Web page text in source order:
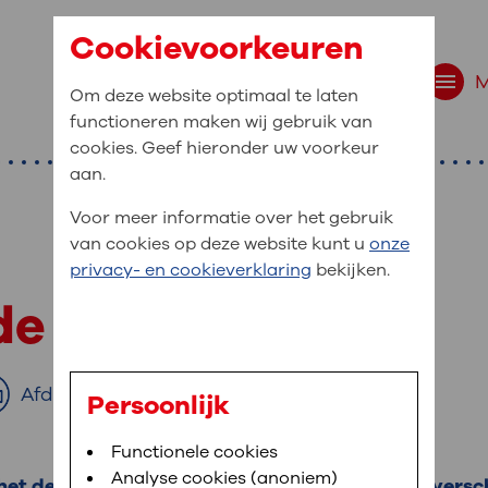
navigatie
bent u naar op
Bloedafname,MijnOLVG,Digitalisering
medische gegevens
In MijnOLVG kunt u uw medische
het u uitkomt. OLVG breidt MijnOLVG
hersenen
Afdrukken
Cookievoorkeuren
Om deze website optimaal te laten
functioneren maken wij gebruik van
cookies. Geef hieronder uw voorkeur
aan.
Voor meer informatie over het gebruik
van cookies op deze website kunt u onze
privacy- en cookieverklaring bekijken.
Persoonlijk
Functionele cookies
Analyse cookies (anoniem)